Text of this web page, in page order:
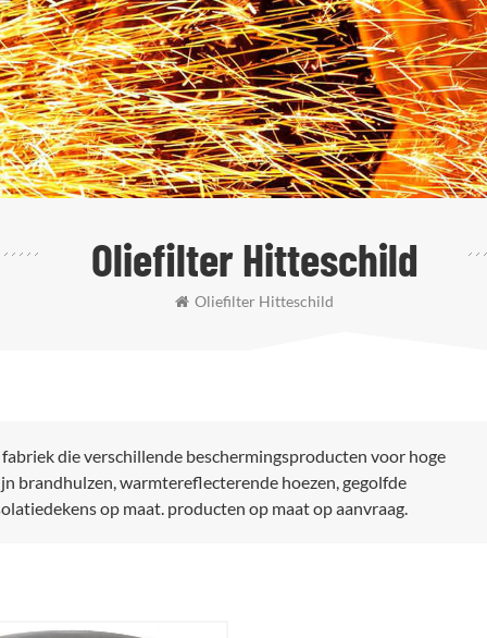
Oliefilter Hitteschild
Oliefilter Hitteschild
die verschillende beschermingsproducten voor hoge
brandhulzen, warmtereflecterende hoezen, gegolfde
op maat. producten op maat op aanvraag.